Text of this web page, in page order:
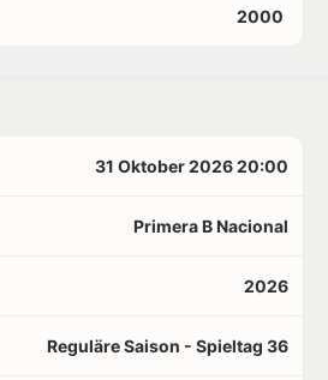
2000
31 Oktober 2026 20:00
Primera B Nacional
2026
Reguläre Saison - Spieltag 36